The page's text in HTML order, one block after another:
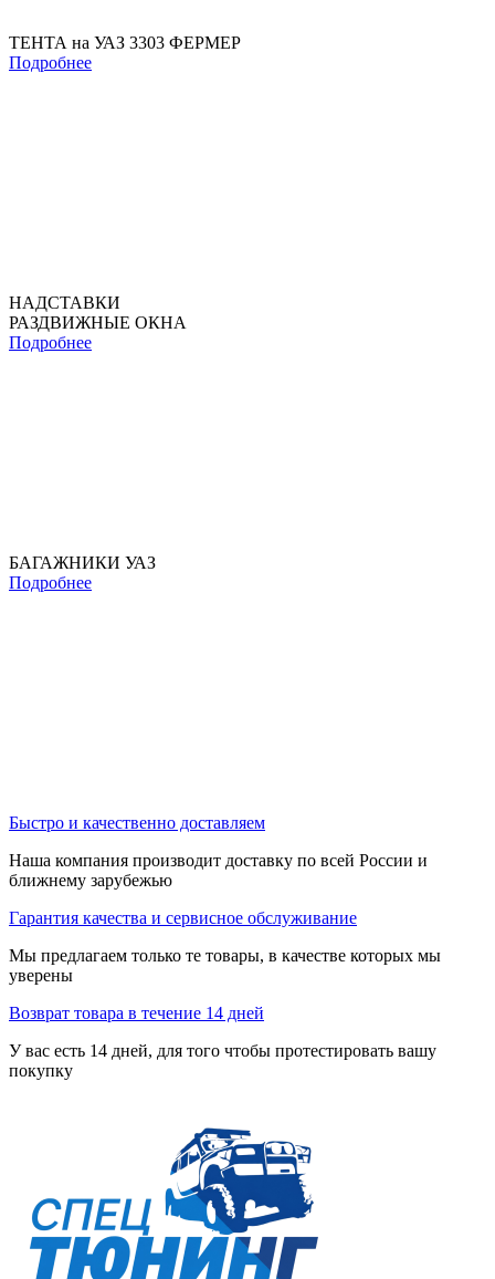
ТЕНТА на УАЗ 3303 ФЕРМЕР
Подробнее
НАДСТАВКИ
РАЗДВИЖНЫЕ ОКНА
Подробнее
БАГАЖНИКИ УАЗ
Подробнее
Быстро и качественно доставляем
Наша компания производит доставку по всей России и
ближнему зарубежью
Гарантия качества и сервисное обслуживание
Мы предлагаем только те товары, в качестве которых мы
уверены
Возврат товара в течение 14 дней
У вас есть 14 дней, для того чтобы протестировать вашу
покупку